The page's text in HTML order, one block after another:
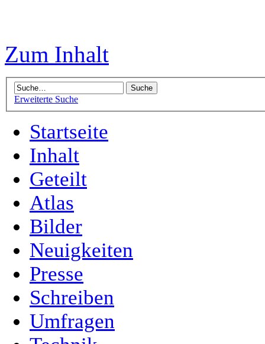
Zum Inhalt
Erweiterte Suche
Startseite
Inhalt
Geteilt
Atlas
Bilder
Neuigkeiten
Presse
Schreiben
Umfragen